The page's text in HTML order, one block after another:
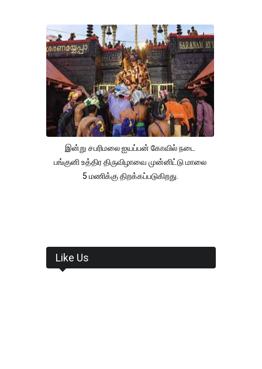
இன்று சபரிமலை ஐயப்பன் கோவில் நடை
பங்குனி உத்திர திருவிழாவை முன்னிட்டு மாலை
5 மணிக்கு திறக்கப்படுகிறது.
Like Us